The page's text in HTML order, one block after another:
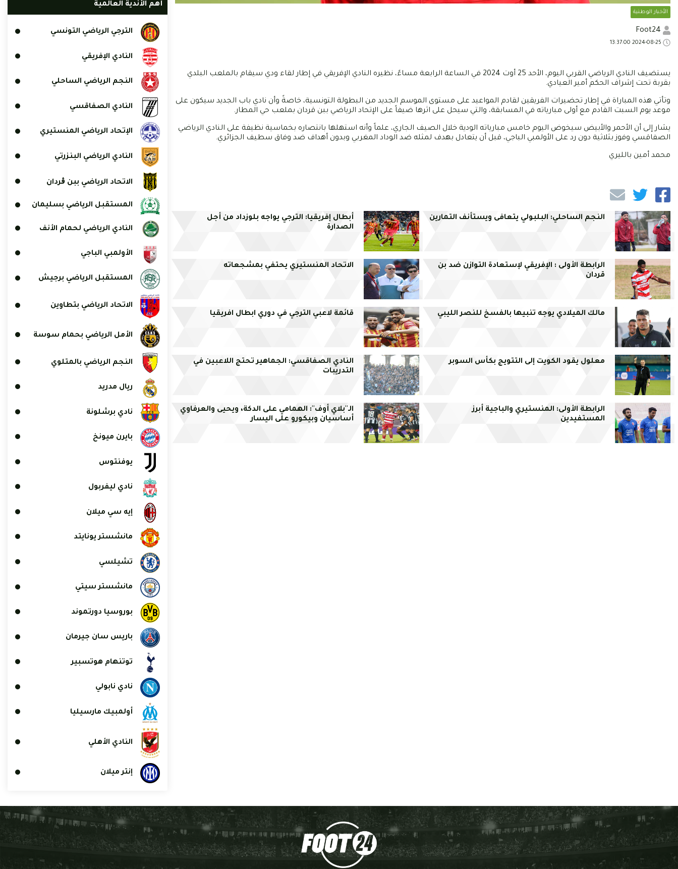
الأخبار الوطنية
يستضيف النادي الرياضي القربي اليوم، الأحد 25 أوت 2024 في الساعة الرابعة مساءً، نظيره النادي الإفريقي في إطار لقاء ودي سيقام بالملعب البلدي
بقربة تحت إشراف الحكم أمير العيادي.
وتأتي هذه المباراة في إطار تحضيرات الفريقين لقادم المواعيد على مستوى الموسم الجديد من البطولة التونسية، خاصةً وأن نادي باب الجديد سيكون على
موعد يوم السبت القادم مع أولى مبارياته في المسابقة، والتي سيحل على اثرها ضيفاً على الإتحاد الرياضي ببن قردان بملعب حي المطار.
يشار إلى أن الأحمر والأبيض سيخوض اليوم خامس مبارياته الودية خلال الصيف الجاري، علماً وأنه استهلها بانتصاره بخماسية نظيفة على النادي الرياضي
الصفاقسي وفوز بثلاثية دون رد على الأولمبي الباجي، قبل أن يتعادل بهدف لمثله ضد الوداد المغربي وبدون أهداف ضد وفاق سطيف الجزائري.
محمد أمين بالليري
النجم الساحلي: البلبولي يتعافى ويستأنف التمارين
أبطال إفريقيا: الترجي يواجه بلوزداد من أجل
الصدارة
الرابطة الأولى : الإفريقي لإستعادة التوازن ضد بن
قردان
الاتحاد المنستيري يحتفي بمشجعاته
مالك الميلادي يوجه تنبيها بالفسخ للنصر الليبي قائمة لاعبي الترجي في دوري ابطال افريقيا
معلول يقود الكويت إلى التتويج بكأس السوبر
النادي الصفاقسي: الجماهير تحتج اللاعبين في
التدريبات
الرابطة الأولى: المنستيري والباجية أبرز
المستفيدين
الـ''بلاي أوف'': الهمامي على الدكة، ويحيى والعرفاوي
أساسيان وبيكورو على اليسار
أهم الأندية العالمية
الترجي الرياضي التونسي
النادي الإفريقي
النجم الرياضي الساحلي
النادي الصفاقسي
الإتحاد الرياضي المنستيري
النادي الرياضي البنزرتي
الاتحاد الرياضي ببن ڨردان
المستقبل الرياضي بسليمان
النادي الرياضي لحمام الأنف
الأولمبي الباجي
المستقبل الرياضي برجيش
الاتحاد الرياضي بتطاوين
الأمل الرياضي بحمام سوسة
النجم الرياضي بالمتلوي
ريال مدريد
نادي برشلونة
بايرن ميونخ
يوفنتوس
نادي ليفربول
إيه سي ميلان
مانشستر يونايتد
تشيلسي
مانشستر سيتي
بوروسيا دورتموند
باريس سان جيرمان
توتنهام هوتسبير
نادي نابولي
أولمبيك مارسيليا
النادي الأهلي
إنتر ميلان